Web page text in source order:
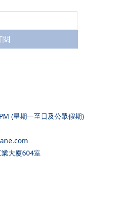
閱
(星期一至日及公眾假期)
大廈604室